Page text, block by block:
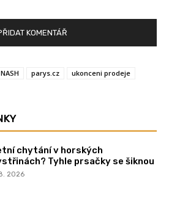
NASH parys.cz
ukonceni prodeje
chytání v horských
Tyhle prsačky se šiknou
2026